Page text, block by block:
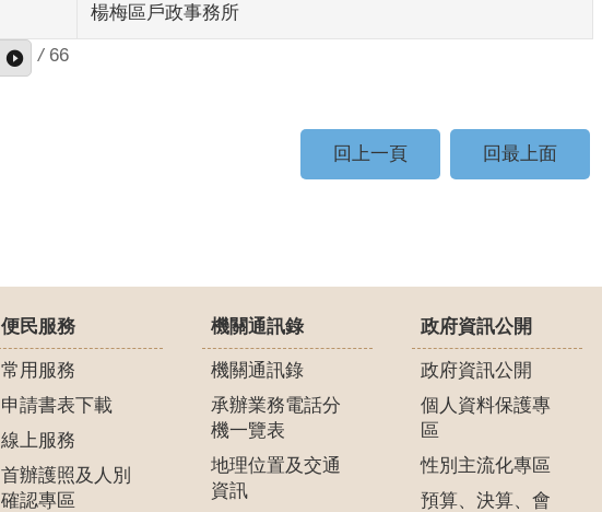
楊梅區戶政事務所
/ 66
回上一頁 回最上面
便民服務
常用服務
申請書表下載
線上服務
首辦護照及人別
確認專區
機關通訊錄
機關通訊錄
承辦業務電話分
機一覽表
地理位置及交通
資訊
政府資訊公開
政府資訊公開
個人資料保護專
區
性別主流化專區
預算、決算、會